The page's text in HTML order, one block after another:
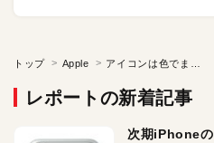
トップ Apple
レポートの新着記事
次期iPhoneの